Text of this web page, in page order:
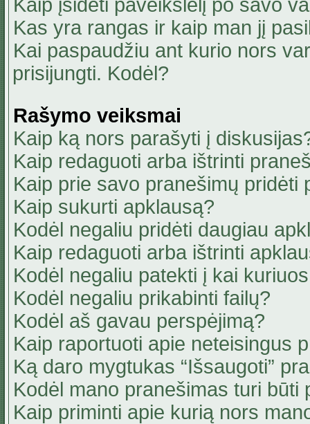
Kaip įsidėti paveikslėlį po savo
Kas yra rangas ir kaip man jį
Kai paspaudžiu ant kurio nors
prisijungti. Kodėl?
Rašymo veiksmai
Kaip ką nors parašyti į
Kaip redaguoti arba ištrinti
Kaip prie savo pranešimų pridėti
Kaip sukurti apklausą?
Kodėl negaliu pridėti daugiau
Kaip redaguoti arba ištrinti
Kodėl negaliu patekti į kai
Kodėl negaliu prikabinti failų?
Kodėl aš gavau perspėjimą?
Kaip raportuoti apie neteisingus
Ką daro mygtukas “Išsaugoti”
Kodėl mano pranešimas turi būti
Kaip priminti apie kurią nors